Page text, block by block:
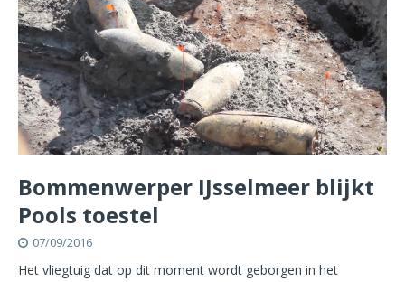
Bommenwerper IJsselmeer blijkt
Pools toestel
07/09/2016
Het vliegtuig dat op dit moment wordt geborgen in het